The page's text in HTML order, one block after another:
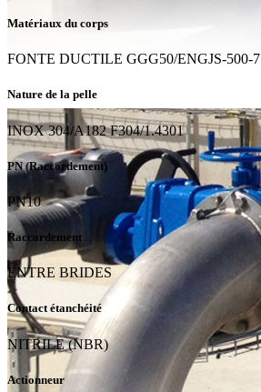
Matériaux du corps
FONTE DUCTILE GGG50/ENGJS-500-7
Nature de la pelle
INOX 304/A182 F304/1.4301
PN (Raccordement)
PN10
Raccordement
ENTRE BRIDES
Contact étanchéité
NITRILE (NBR)
Actionneur